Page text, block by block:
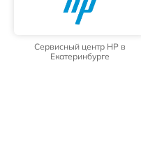
Сервисный центр HP в
Екатеринбурге